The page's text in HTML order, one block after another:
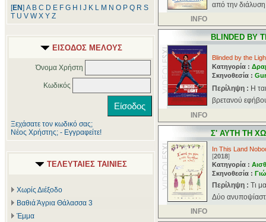
[ΕΝ] A B C D E F G H J K L M N O P Q R S
T U V W X Y Z
ΕΙΣΟΔΟΣ ΜΕΛΟΥΣ
Όνομα Χρήστη
Κωδικός
Ξεχάσατε τον κωδικό σας;
Νέος Χρήστης; - Εγγραφείτε!
ΤΕΛΕΥΤΑΙΕΣ ΤΑΙΝΙΕΣ
Χωρίς Διέξοδο
Βαθιά Άγρια Θάλασσα 3
Έμμα
από την
INFO
BLINDED BY
Blinded by the
Κατηγορία :
Σκηνοθεσία :
Περίληψη : Η
βρετανού
INFO
Σ' ΑΥΤΗ ΤΗ
In This Land
[2018]
Κατηγορία :
Σκηνοθεσία :
Περίληψη : Τι
Δύο
INFO